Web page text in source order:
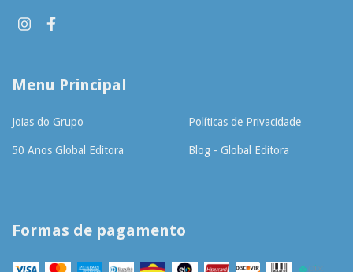
Menu Principal
Joias do Grupo Políticas de Privacidade
50 Anos Global Editora Blog - Global Editora
Formas de pagamento